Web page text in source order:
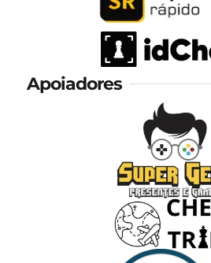
Apoiadores